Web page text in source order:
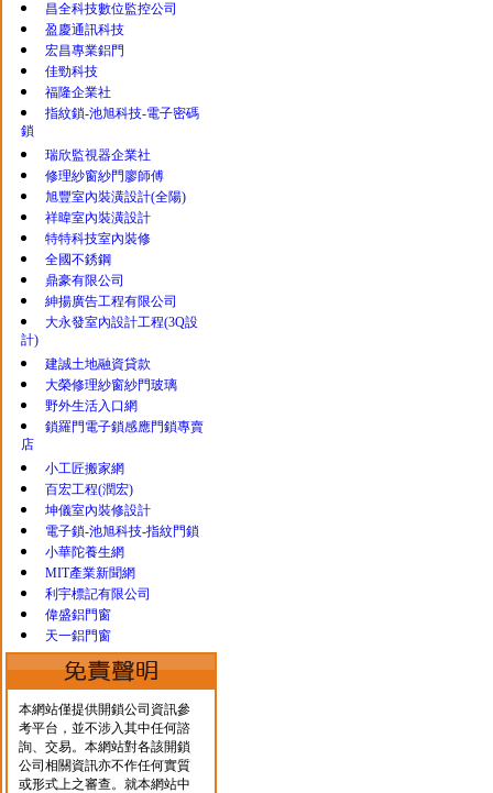
昌全科技數位監控公司
盈慶通訊科技
宏昌專業鋁門
佳勁科技
福隆企業社
指紋鎖-池旭科技-電子密碼
鎖
瑞欣監視器企業社
修理紗窗紗門廖師傅
旭豐室內裝潢設計(全陽)
祥暐室內裝潢設計
特特科技室內裝修
全國不銹鋼
鼎豪有限公司
紳揚廣告工程有限公司
大永發室內設計工程(3Q設
計)
建誠土地融資貸款
大榮修理紗窗紗門玻璃
野外生活入口網
鎖羅門電子鎖感應門鎖專賣
店
小工匠搬家網
百宏工程(潤宏)
坤儀室內裝修設計
電子鎖-池旭科技-指紋門鎖
小華陀養生網
MIT產業新聞網
利宇標記有限公司
偉盛鋁門窗
天一鋁門窗
本網站僅提供開鎖公司資訊參
考平台，並不涉入其中任何諮
詢、交易。本網站對各該開鎖
公司相關資訊亦不作任何實質
或形式上之審查。就本網站中